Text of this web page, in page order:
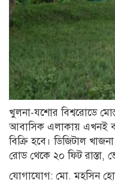
খুলনা-যশোর বিশ্বরোডে
আবাসিক এলাকায় এখনই
বিক্রি হবে। ডিজিটাল
রোড থেকে ২০ ফিট রাস্তা,
যোগাযোগ: মো. মহসিন